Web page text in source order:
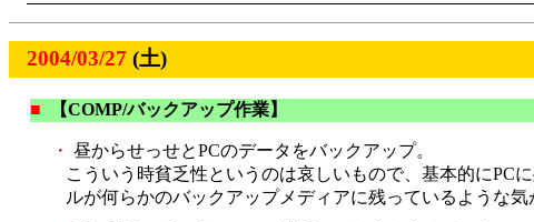
2004/03/27 (土)
■ 【COMP/バックアップ作業】
・ 昼からせっせとPCのデータをバックアップ。
こういう時貧乏性というのは哀しいもので、基本的にPC
ルが何らかのバックアップメディアに残っているような気